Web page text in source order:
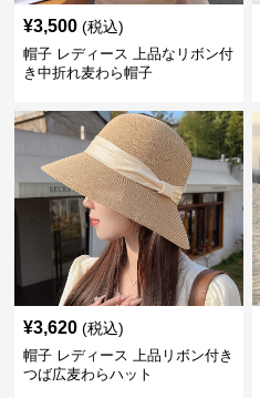
¥3,500 (税込)
帽子 レディース 上品なリボン付
き中折れ麦わら帽子
¥3,620 (税込)
帽子 レディース 上品リボン付き
つば広麦わらハット